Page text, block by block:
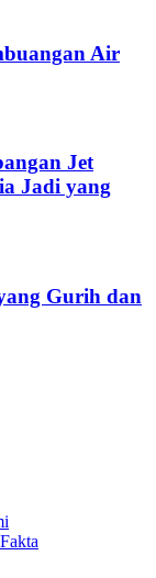
Air
Jet
Jadi yang
Gurih dan